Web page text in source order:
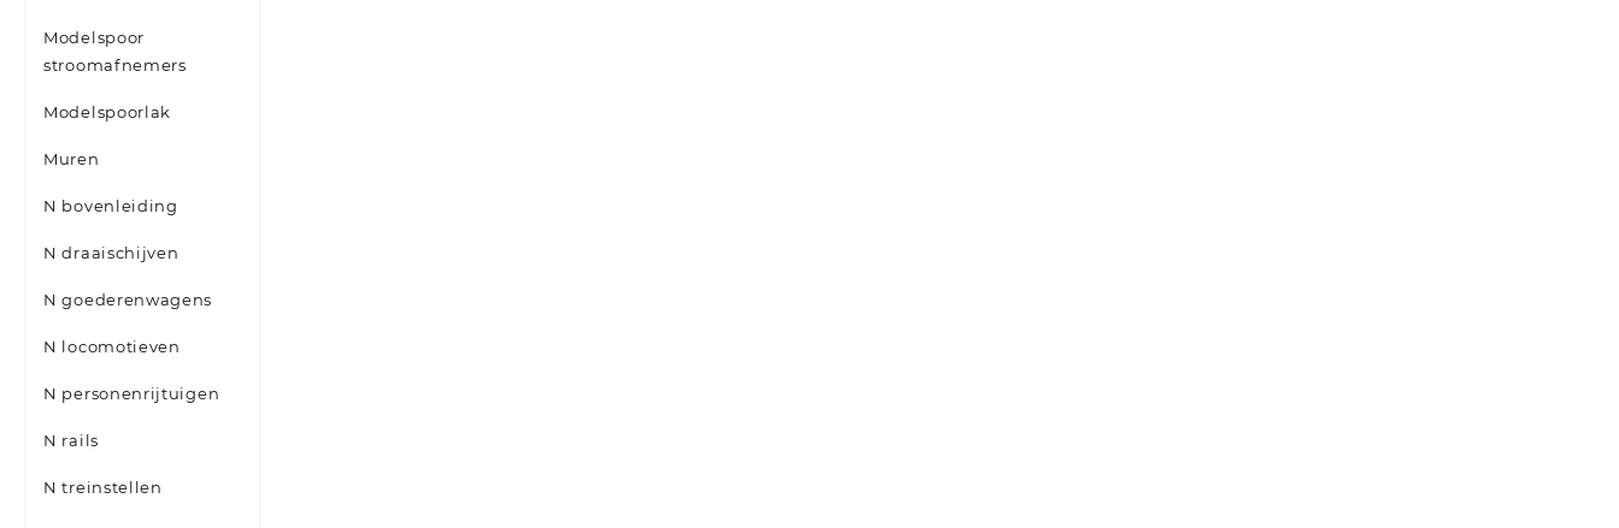
Modelspoor
stroomafnemers
Modelspoorlak
Muren
N bovenleiding
N draaischijven
N goederenwagens
N locomotieven
N personenrijtuigen
N rails
N treinstellen